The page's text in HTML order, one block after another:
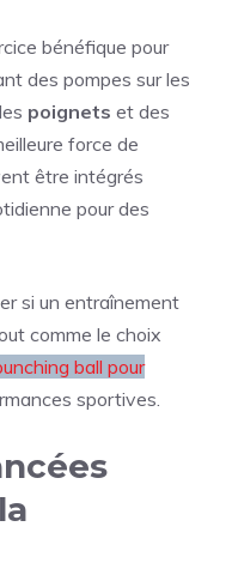
bénéfique pour
des pompes sur les
poignets et des
force de
être intégrés
pour des
si un entraînement
comme le choix
ball pour
sportives.